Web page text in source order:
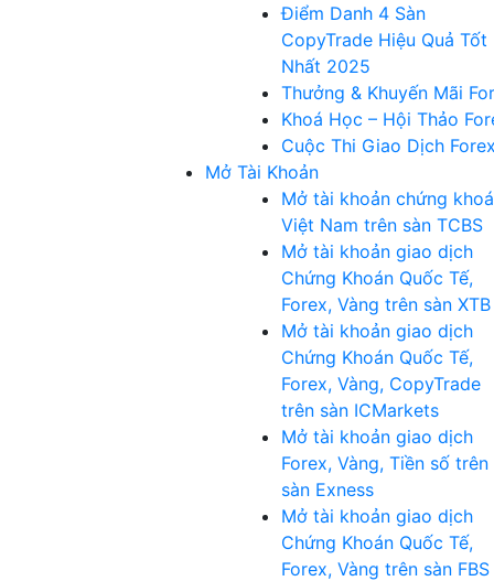
Điểm Danh 4 Sàn
CopyTrade Hiệu Quả Tốt
Nhất 2025
Thưởng & Khuyến Mãi
Khoá Học – Hội Thảo
Cuộc Thi Giao Dịch Forex
Mở Tài Khoản
Mở tài khoản chứng
Việt Nam trên sàn TCBS
Mở tài khoản giao dịch
Chứng Khoán Quốc Tế,
Forex, Vàng trên sàn XTB
Mở tài khoản giao dịch
Chứng Khoán Quốc Tế,
Forex, Vàng, CopyTrade
trên sàn ICMarkets
Mở tài khoản giao dịch
Forex, Vàng, Tiền số trên
sàn Exness
Mở tài khoản giao dịch
Chứng Khoán Quốc Tế,
Forex, Vàng trên sàn FBS